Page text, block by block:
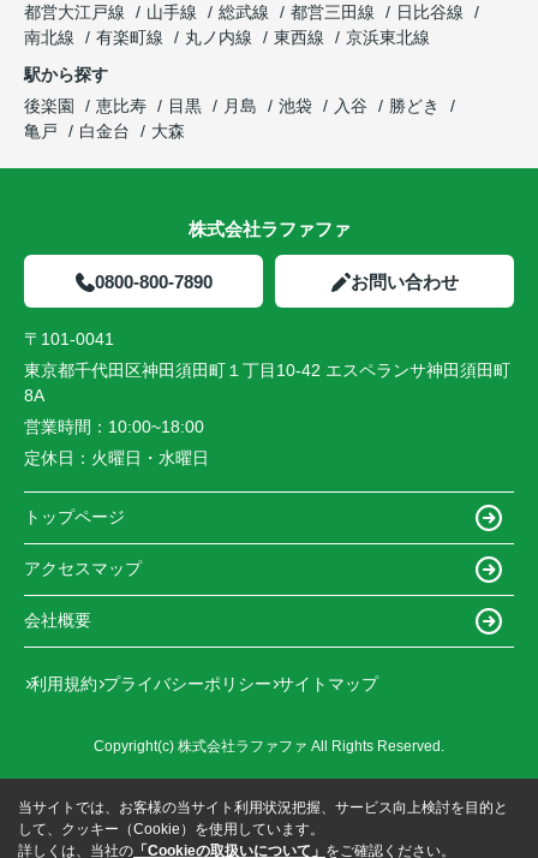
都営大江戸線
山手線 総武線 都営三田線
日比谷線
南北線
有楽町線 丸ノ内線 東西線
京浜東北線
駅から探す
後楽園
恵比寿 目黒 月島 池袋 入谷
勝どき
亀戸
白金台 大森
株式会社ラファファ
0800-800-7890 お問い合わせ
〒101-0041
東京都千代田区神田須田町１丁目10-42 エスペランサ神田須田町
8A
営業時間： 10:00~18:00
定休日： 火曜日・水曜日
トップページ
アクセスマップ
会社概要
利用規約 プライバシーポリシー サイトマップ
Copyright(c) 株式会社ラファファ All Rights Reserved.
当サイトでは、お客様の当サイト利用状況把握、サービス向上検討を目的と
して、クッキー（Cookie）を使用しています。
詳しくは、当社の 「Cookieの取扱いについて」 をご確認ください。